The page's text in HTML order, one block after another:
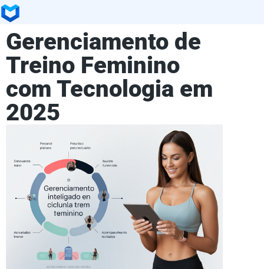
Gerenciamento de
Treino Feminino
com Tecnologia em
2025